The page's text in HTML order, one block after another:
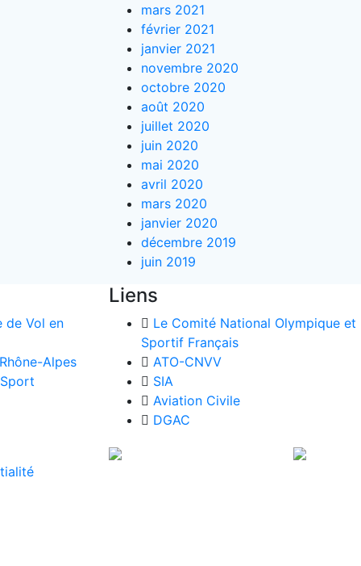
mars 2021
février 2021
janvier 2021
novembre 2020
octobre 2020
août 2020
juillet 2020
juin 2020
mai 2020
avril 2020
mars 2020
janvier 2020
décembre 2019
juin 2019
de Vol en
Alpes
Liens
Le Comité National Olympique et
Sportif Français
ATO-CNVV
SIA
Aviation Civile
DGAC